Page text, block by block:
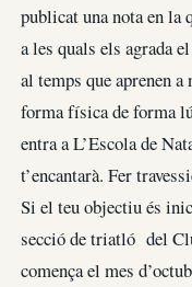
publicat una nota en la
a les quals els agrada
al temps que aprenen
forma física de forma
entra a L’Escola de
t’encantarà. Fer
Si el teu objectiu és
secció de triatló del
comença el mes